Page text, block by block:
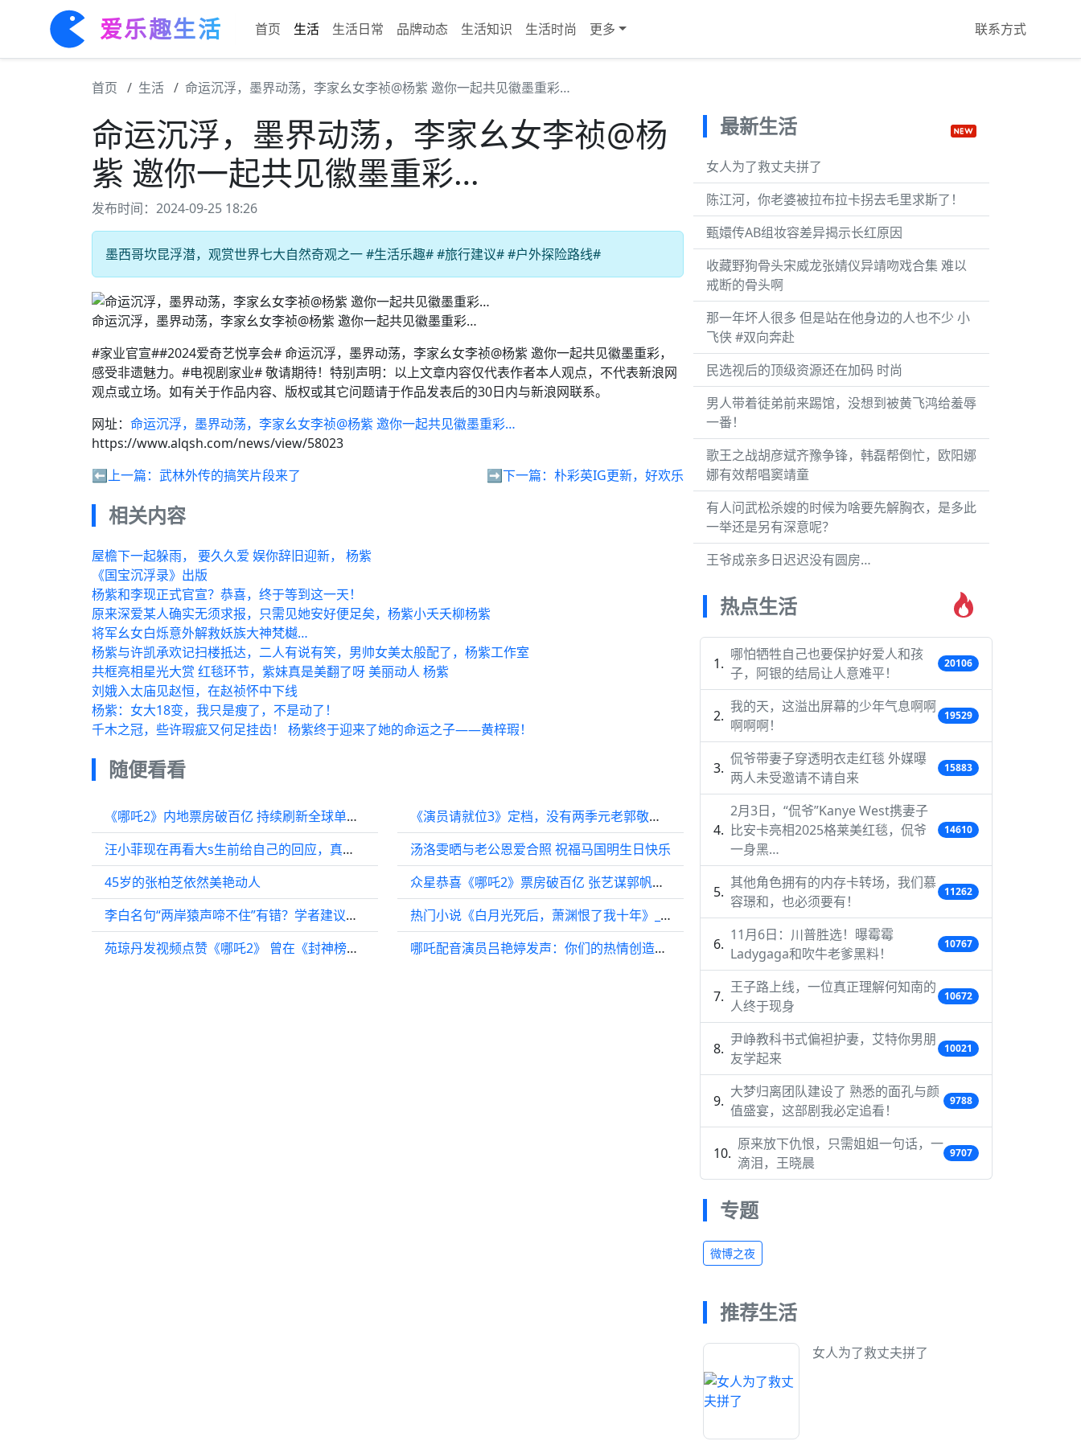
爱乐趣生活 首页 生活 生活日常 品牌动态 生活知识 生活时尚 更多 联系方式
首页 生活 命运沉浮，墨界动荡，李家幺女李祯@杨紫 邀你一起共见徽墨重彩…
命运沉浮，墨界动荡，李家幺女李祯@杨
紫 邀你一起共见徽墨重彩…
发布时间：2024-09-25 18:26
墨西哥坎昆浮潜，观赏世界七大自然奇观之一 #生活乐趣# #旅行建议# #户外探险路线#
命运沉浮，墨界动荡，李家幺女李祯@杨紫 邀你一起共见徽墨重彩…
#家业官宣##2024爱奇艺悦享会# 命运沉浮，墨界动荡，李家幺女李祯@杨紫 邀你一起共见徽墨重彩，
感受非遗魅力。#电视剧家业# 敬请期待！特别声明：以上文章内容仅代表作者本人观点，不代表新浪网
观点或立场。如有关于作品内容、版权或其它问题请于作品发表后的30日内与新浪网联系。
网址： 命运沉浮，墨界动荡，李家幺女李祯@杨紫 邀你一起共见徽墨重彩…
https://www.alqsh.com/news/view/58023
⬅️上一篇： 武林外传的搞笑片段来了 ➡️下一篇： 朴彩英IG更新，好欢乐
相关内容
屋檐下一起躲雨， 要久久爱 娱你辞旧迎新， 杨紫
《国宝沉浮录》出版
杨紫和李现正式官宣？恭喜，终于等到这一天！
原来深爱某人确实无须求报，只需见她安好便足矣，杨紫小夭夭柳杨紫
将军幺女白烁意外解救妖族大神梵樾…
杨紫与许凯承欢记扫楼抵达，二人有说有笑，男帅女美太般配了，杨紫工作室
共框亮相星光大赏 红毯环节，紫妹真是美翻了呀 美丽动人 杨紫
刘娥入太庙见赵恒，在赵祯怀中下线
杨紫：女大18变，我只是瘦了，不是动了！
千木之冠，些许瑕疵又何足挂齿！ 杨紫终于迎来了她的命运之子——黄梓瑕！
随便看看
《哪吒2》内地票房破百亿 持续刷新全球单一市场票房纪录
汪小菲现在再看大s生前给自己的回应，真的不会难受吗
45岁的张柏芝依然美艳动人
李白名句“两岸猿声啼不住”有错？学者建议改一字，看看有道理吗
苑琼丹发视频点赞《哪吒2》 曾在《封神榜》中饰演殷十娘
《演员请就位3》定档，没有两季元老郭敬明，来了新导师章子怡
汤洛雯晒与老公恩爱合照 祝福马国明生日快乐
众星恭喜《哪吒2》票房破百亿 张艺谋郭帆等人发文祝贺
热门小说《白月光死后，萧渊恨了我十年》_萧渊苏郁
哪吒配音演员吕艳婷发声：你们的热情创造了属于中国人自己的奇迹
最新生活
女人为了救丈夫拼了
陈江河，你老婆被拉布拉卡拐去毛里求斯了！
甄嬛传AB组妆容差异揭示长红原因
收藏野狗骨头宋威龙张婧仪异靖吻戏合集 难以
戒断的骨头啊
那一年坏人很多 但是站在他身边的人也不少 小
飞侠 #双向奔赴
民选视后的顶级资源还在加码 时尚
男人带着徒弟前来踢馆，没想到被黄飞鸿给羞辱
一番！
歌王之战胡彦斌齐豫争锋，韩磊帮倒忙，欧阳娜
娜有效帮唱窦靖童
有人问武松杀嫂的时候为啥要先解胸衣，是多此
一举还是另有深意呢？
王爷成亲多日迟迟没有圆房…
热点生活
哪怕牺牲自己也要保护好爱人和孩
子，阿银的结局让人意难平！
20106
我的天，这溢出屏幕的少年气息啊啊
啊啊啊！
19529
侃爷带妻子穿透明衣走红毯 外媒曝
两人未受邀请不请自来
15883
2月3日，“侃爷”Kanye West携妻子
比安卡亮相2025格莱美红毯，侃爷
一身黑…
14610
其他角色拥有的内存卡转场，我们慕
容璟和，也必须要有！
11262
11月6日：川普胜选！曝霉霉
Ladygaga和吹牛老爹黑料！
10767
王子路上线，一位真正理解何知南的
人终于现身
10672
尹峥教科书式偏袒护妻，艾特你男朋
友学起来
10021
大梦归离团队建设了 熟悉的面孔与颜
值盛宴，这部剧我必定追看！
9788
原来放下仇恨，只需姐姐一句话，一
滴泪，王晓晨
9707
专题
微博之夜
推荐生活
女人为了救丈夫拼了